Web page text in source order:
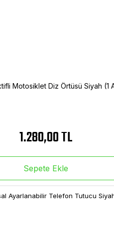
Motosiklet Diz Örtüsü Siyah
1.280,00 TL
Sepete Ekle